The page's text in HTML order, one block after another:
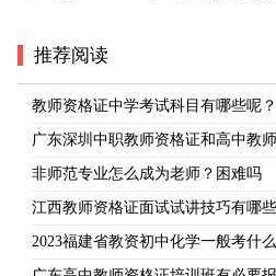
推荐阅读
教师资格证中学考试科目有哪些呢？
广东深圳中职教师资格证和高中教
非师范专业怎么成为老师？困难吗
江西教师资格证面试试讲技巧有哪
2023福建省教资初中化学一般考什